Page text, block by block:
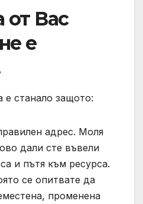
от Вас
е
станало защото:
адрес. Моля
дали сте въвели
и пътя към ресурса.
се опитвате да
променена